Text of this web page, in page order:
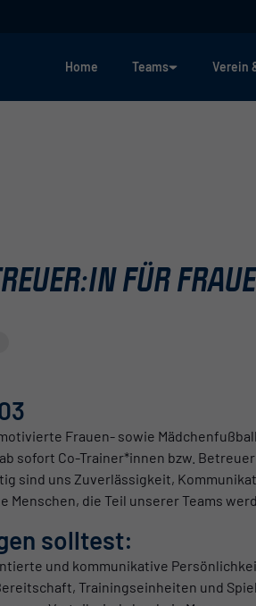
Home Teams Verein
FÜR
Frauen- sowie
sofort Co-Trainer*innen bzw.
sind uns Zuverlässigkeit,
die Teil unserer Teams
solltest:
und kommunikative
Trainingseinheiten und